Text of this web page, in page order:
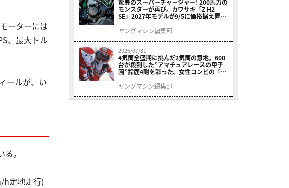
ーターには
、最大トル
ールが、い
。
h定地走行)
驚異のスーパーチャージャー! 200馬力の
モンスターが再び。カワサキ「Z H2
SE」2027年モデルが9/5に価格据え置き
ヤングマシン編集部
2026/07/31
4気筒全盛期に挑んだ2気筒の意地。600
台が殺到した”アマチュアレースの甲子
園”鈴鹿4耐を彩った、女性コンビの「ス
ヤングマシン編集部